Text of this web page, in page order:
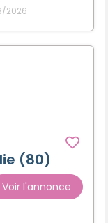
2026
(80)
Voir l'annonce